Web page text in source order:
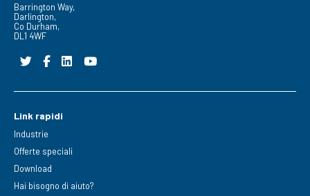
Barrington Way,
Darlington,
Co Durham,
DL1 4WF
Link rapidi
Industrie
Offerte speciali
Download
Hai bisogno di aiuto?